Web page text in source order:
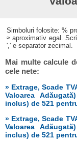
Simboluri folosite: %
≈ aproximativ egal.
',' e separator zecimal.
Mai multe calcule
cele nete:
» Extrage, Scade
Valoarea
inclus) de 521
» Extrage, Scade
Valoarea
inclus) de 521